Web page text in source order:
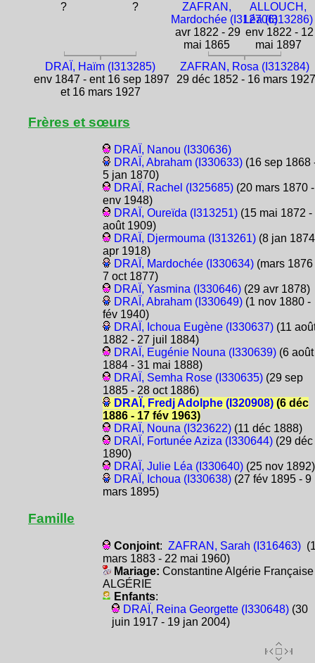
? ?
ZAFRAN,
Mardochée (I312706)
avr 1822 - 29
mai 1865
ALLOUCH,
Léa (I313286)
env 1822 - 12
mai 1897
DRAÏ, Haïm (I313285)
env 1847 - ent 16 sep 1897
et 16 mars 1927
ZAFRAN, Rosa (I313284)
29 déc 1852 - 16 mars 1927
Frères et sœurs
DRAÏ, Nanou (I330636)
DRAÏ, Abraham (I330633)(16 sep 1868
5 jan 1870)
DRAÏ, Rachel (I325685)(20 mars 1870 -
env 1948)
DRAÏ, Oureïda (I313251)(15 mai 1872 -
août 1909)
DRAÏ, Djermouma (I313261)(8 jan
apr 1918)
DRAÏ, Mardochée (I330634)(mars 1876
7 oct 1877)
DRAÏ, Yasmina (I330646)(29 avr 1878)
DRAÏ, Abraham (I330649)(1 nov 1880 -
fév 1940)
DRAÏ, Ichoua Eugène (I330637)(11
1882 - 27 juil 1884)
DRAÏ, Eugénie Nouna (I330639)(6 août
1884 - 31 mai 1888)
DRAÏ, Semha Rose (I330635)(29 sep
1885 - 28 oct 1886)
DRAÏ, Fredj Adolphe (I320908)(6 déc
1886 - 17 fév 1963)
DRAÏ, Nouna (I323622)(11 déc 1888)
DRAÏ, Fortunée Aziza (I330644)(29 déc
1890)
DRAÏ, Julie Léa (I330640)(25 nov 1892)
DRAÏ, Ichoua (I330638)(27 fév 1895 - 9
mars 1895)
Famille
Conjoint: ZAFRAN, Sarah (I316463)
mars 1883 - 22 mai 1960)
Mariage: Constantine Algérie Française
ALGÉRIE
Enfants:
DRAÏ, Reina Georgette (I330648)(30
juin 1917 - 19 jan 2004)